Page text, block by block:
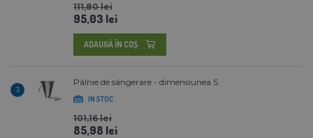
111,80 lei
95,03 lei
ADAUGĂ ÎN COŞ
3
Pâlnie de sângerare - dimensiunea S
IN STOC
101,16 lei
85,98 lei